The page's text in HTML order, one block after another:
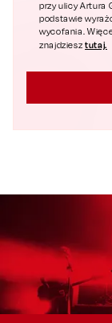
przy ulicy Artura
podstawie
wycofania.
znajdziesztutaj.